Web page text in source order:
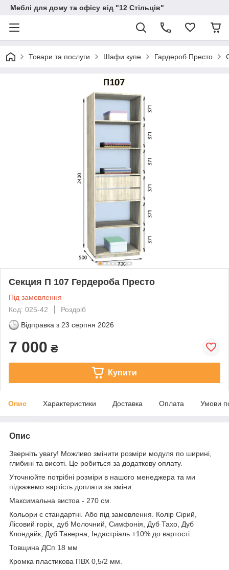
Меблі для дому та офісу від "12 Стільців"
Товари та послуги Шафи купе Гардероб Престо
Секция П 107 Гердероба Престо
Під замовлення
Код: 025-42
Роздріб
Відправка з 23 серпня 2026
7 000 ₴
Купити
Опис Характеристики Доставка Оплата Умови
Опис
Зверніть увагу! Можливо змінити розміри модуля по ширині,
глибині та висоті. Це робиться за додаткову оплату.
Уточнюйте потрібні розміри в нашого менеджера та ми
підкажемо вартість доплати за зміни.
Максимальна вистоа - 270 см.
Кольори є стандартні. Або під замовлення. Колір Сірий,
Лісовий горіх, дуб Молочний, Симфонія, Дуб Тахо, Дуб
Клондайк, Дуб Таверна, Індастріаль +10% до вартості.
Товщина ДСп 18 мм
Кромка пластикова ПВХ 0,5/2 мм.